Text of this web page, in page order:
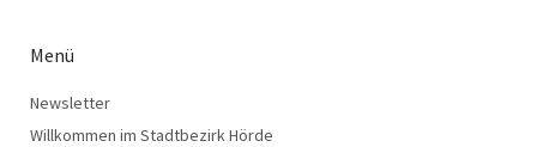
Menü
Newsletter
Willkommen im Stadtbezirk Hörde